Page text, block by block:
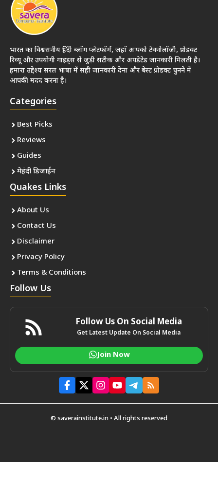
भारत का विश्वसनीय हिंदी ब्लॉग प्लेटफॉर्म, जहाँ आपको टेक्नोलॉजी, प्रोडक्ट
रिव्यू और उपयोगी गाइड्स से जुड़ी सटीक और अपडेटेड जानकारी मिलती है।
हमारा उद्देश्य सरल भाषा में सही जानकारी देना और बेस्ट प्रोडक्ट चुनने में
आपकी मदद करना है।
Categories
Best Picks
Reviews
Guides
मेहंदी डिजाईन
Quakes Links
About Us
Contact Us
Disclaimer
Privacy Policy
Terms & Conditions
Follow Us
Follow Us On Social Media
Get Latest Update On Social Media
Join Now
© saverainstitute.in • All rights reserved